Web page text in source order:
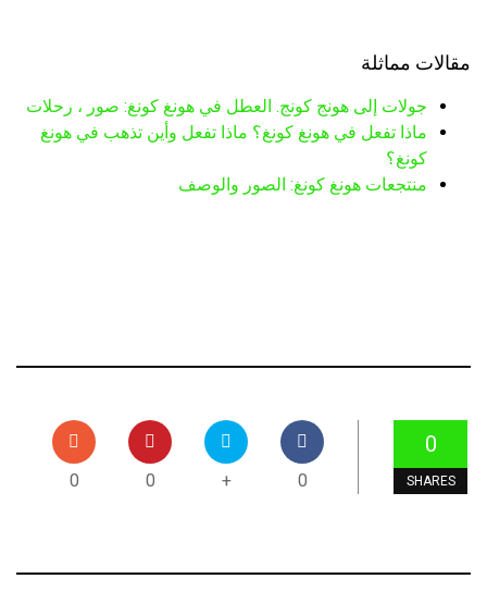
مقالات مماثلة
جولات إلى هونج كونج. العطل في هونغ كونغ: صور ، رحلات
ماذا تفعل في هونغ كونغ؟ ماذا تفعل وأين تذهب في هونغ
كونغ؟
منتجعات هونغ كونغ: الصور والوصف
0
SHARES
0
+
0
0